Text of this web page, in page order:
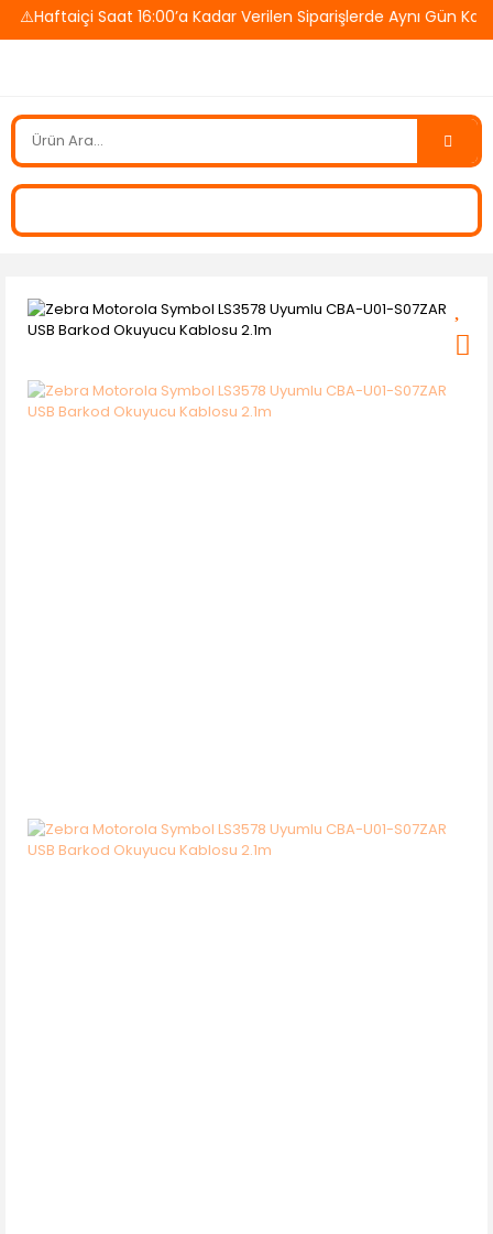
Saat 16:00’a Kadar Verilen Siparişlerde Aynı Gün